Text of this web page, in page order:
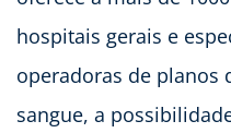
hospitais gerais e
operadoras de planos
sangue, a